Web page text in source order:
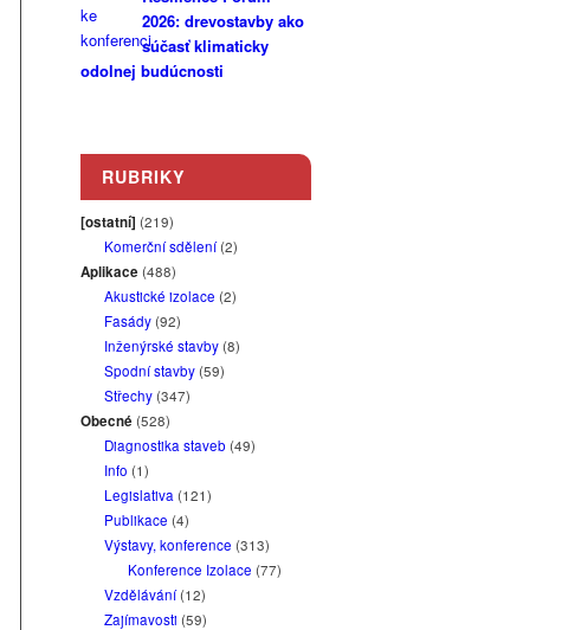
2026: drevostavby ako
súčasť klimaticky
odolnej budúcnosti
RUBRIKY
[ostatní] (219)
Komerční sdělení(2)
Aplikace (488)
Akustické izolace (2)
Fasády(92)
Inženýrské stavby(8)
Spodní stavby(59)
Střechy(347)
Obecné (528)
Diagnostika staveb (49)
Info (1)
Legislativa (121)
Publikace (4)
Výstavy, konference (313)
Konference Izolace (77)
Vzdělávání(12)
Zajímavosti (59)